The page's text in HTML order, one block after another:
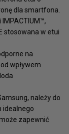
dla smartfona.
stosowana w etui
na
wpływem
należy do
idealnego
zapewnić